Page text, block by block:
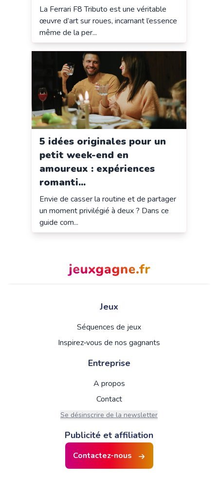
La Ferrari F8 Tributo est une véritable
œuvre d’art sur roues, incarnant l’essence
même de la per...
5 idées originales pour un
petit week-end en
amoureux : expériences
romanti...
Envie de casser la routine et de partager
un moment privilégié à deux ? Dans ce
guide com...
Jeux
Séquences de jeux
Inspirez‑vous de nos gagnants
Entreprise
A propos
Contact
Se désinscrire de la newsletter
Publicité et affiliation
Contactez-nous